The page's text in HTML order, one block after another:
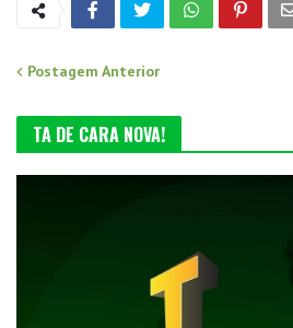
Postagem Anterior
TA DE CARA NOVA!